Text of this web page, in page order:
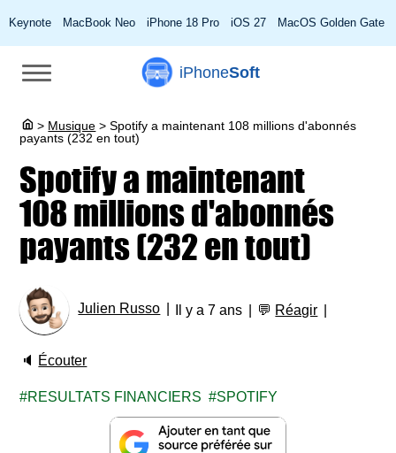
Keynote MacBook Neo iPhone 18 Pro iOS 27 MacOS Golden Gate
iPhoneSoft
> Musique > Spotify a maintenant 108 millions d'abonnés
payants (232 en tout)
Spotify a maintenant
108 millions d'abonnés
payants (232 en tout)
Julien Russo Il y a 7 ans 💬 Réagir
🔈 Écouter
RESULTATS FINANCIERS SPOTIFY